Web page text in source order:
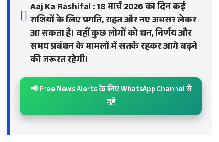
Aaj Ka Rashifal : 18 मार्च 2026 का दिन कई
राशियों के लिए प्रगति, राहत और नए अवसर लेकर
आ सकता है। वहीं कुछ लोगों को धन, निर्णय और
समय प्रबंधन के मामलों में सतर्क रहकर आगे बढ़ने
की जरूरत रहेगी।
📢 Free News Alerts के लिए WhatsApp Channel से
जुड़ें